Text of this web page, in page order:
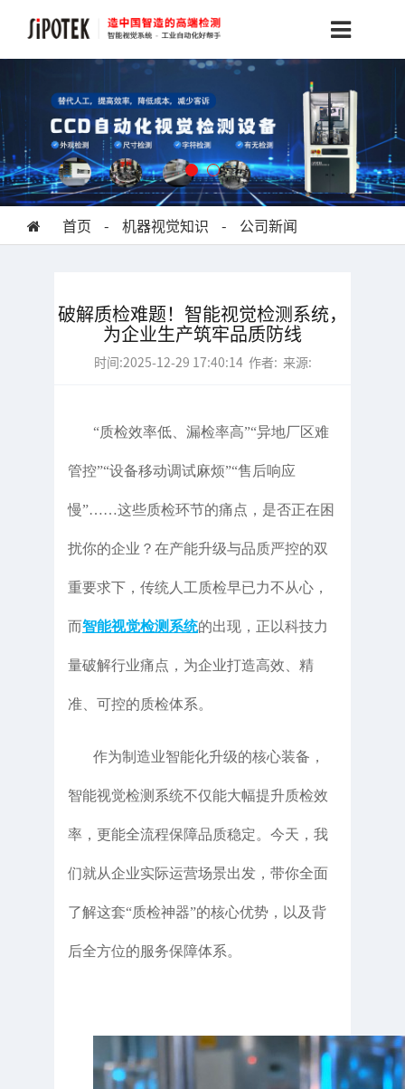
首页 - 机器视觉知识 - 公司新闻
破解质检难题！智能视觉检测系统，
为企业生产筑牢品质防线
时间:2025-12-29 17:40:14 作者: 来源:
“质检效率低、漏检率高”“异地厂区难
管控”“设备移动调试麻烦”“售后响应
慢”……这些质检环节的痛点，是否正在困
扰你的企业？在产能升级与品质严控的双
重要求下，传统人工质检早已力不从心，
而智能视觉检测系统的出现，正以科技力
量破解行业痛点，为企业打造高效、精
准、可控的质检体系。
作为制造业智能化升级的核心装备，
智能视觉检测系统不仅能大幅提升质检效
率，更能全流程保障品质稳定。今天，我
们就从企业实际运营场景出发，带你全面
了解这套“质检神器”的核心优势，以及背
后全方位的服务保障体系。